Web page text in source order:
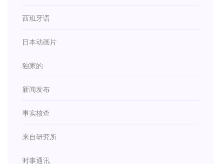
西班牙语
日本动画片
独家的
新闻发布
事实核查
来自研究所
时事通讯